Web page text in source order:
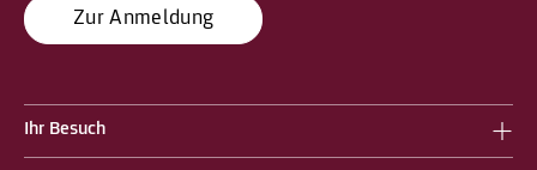
Zur Anmeldung
Ihr Besuch